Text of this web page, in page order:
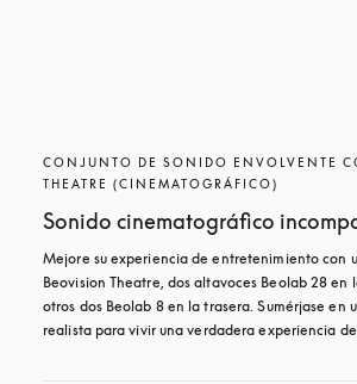
CONJUNTO DE SONIDO ENVOLVENTE
THEATRE (CINEMATOGRÁFICO)
Sonido cinematográfico
Mejore su experiencia de entretenimiento con
Beovision Theatre, dos altavoces Beolab 28
otros dos Beolab 8 en la trasera. Sumérjase en
realista para vivir una verdadera experiencia